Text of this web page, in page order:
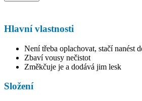
Hlavní vlastnosti
Není třeba oplachovat, stačí nanést
Zbaví vousy nečistot
Změkčuje je a dodává jim lesk
Složení